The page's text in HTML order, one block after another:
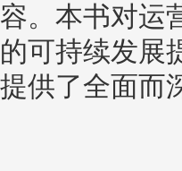
容。本书对运
的可持续发展
提供了全面而